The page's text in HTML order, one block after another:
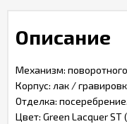
Описание
Механизм:
Корпус: лак /
Отделка: посеребрение.
Цвет: Green Lacquer